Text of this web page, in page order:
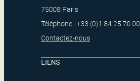
75008 Paris
Téléphone : +33 (0)1 84 25 70 00
Contactez-nous
LIENS